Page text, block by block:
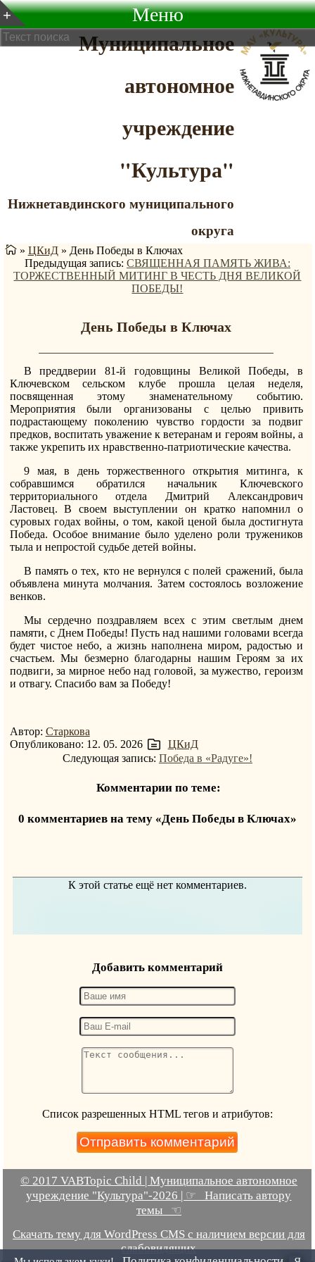
Муниципальное
автономное
учреждение
"Культура"
Нижнетавдинского муниципального
округа
Меню
» ЦКиД » День Победы в Ключах
Предыдущая запись: СВЯЩЕННАЯ ПАМЯТЬ ЖИВА:
ТОРЖЕСТВЕННЫЙ МИТИНГ В ЧЕСТЬ ДНЯ ВЕЛИКОЙ
ПОБЕДЫ!
День Победы в Ключах
В преддверии 81-й годовщины Великой Победы, в
Ключевском сельском клубе прошла целая неделя,
посвященная этому знаменательному событию.
Мероприятия были организованы с целью привить
подрастающему поколению чувство гордости за подвиг
предков, воспитать уважение к ветеранам и героям войны, а
также укрепить их нравственно-патриотические качества.
9 мая, в день торжественного открытия митинга, к
собравшимся обратился начальник Ключевского
территориального отдела Дмитрий Александрович
Ластовец. В своем выступлении он кратко напомнил о
суровых годах войны, о том, какой ценой была достигнута
Победа. Особое внимание было уделено роли тружеников
тыла и непростой судьбе детей войны.
В память о тех, кто не вернулся с полей сражений, была
объявлена минута молчания. Затем состоялось возложение
венков.
Мы сердечно поздравляем всех с этим светлым днем
памяти, с Днем Победы! Пусть над нашими головами всегда
будет чистое небо, а жизнь наполнена миром, радостью и
счастьем. Мы безмерно благодарны нашим Героям за их
подвиги, за мирное небо над головой, за мужество, героизм
и отвагу. Спасибо вам за Победу!
Автор: Старкова
Опубликовано: 12. 05. 2026
ЦКиД
Следующая запись: Победа в «Радуге»!
Комментарии по теме:
0 комментариев на тему «День Победы в Ключах»
К этой статье ещё нет комментариев.
Добавить комментарий
Список разрешенных HTML тегов и атрибутов:
© 2017 VABTopic Child | Муниципальное автономное
учреждение "Культура"-2026 | ☞ Написать автору
темы ☜
Скачать тему для WordPress CMS с наличием версии для
слабовидящих